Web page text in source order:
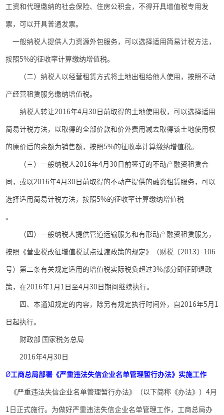
工资和代理缴纳的社会保险、住房公积金，不得开具增值税专用发
票，可以开具普通发票。
一般纳税人提供人力资源外包服务，可以选择适用简易计税方法，
按照5%的征收率计算缴纳增值税。
（二）纳税人以经营租赁方式将土地出租给他人使用，按照不动
产经营租赁服务缴纳增值税。
纳税人转让2016年4月 30 日前取得的土地使用权，可以选择适用
简易计税方法，以取得的全部价款和价外费用减去取得该土地使用权
的原价后的余额为销售额，按照5%的征收率计算缴纳增值税。
（三）一般纳税人2016年4月 30 日前签订的不动产融资租赁合
同，或以2016年4月 30 日前取得的不动产提供的融资租赁服务，可以
选择适用简易计税方法，按照5%的征收率计算缴纳增值税
。
（四）一般纳税人提供管道运输服务和有形动产融资租赁服务，
按照《营业税改征增值税试点过渡政策的规定》（财税〔2013 〕 106
号）第二条有关规定适用的增值税实际税负超过3%部分即征即退政
策，在2016年1 月 1 日至4月 30 日期间继续执行。
四、本通知规定的内容，除另有规定执行时间外，自 2016年5 月 1
日起执行。
财政部 国家税务总局
2016年4月 30 日
Ø工商总局部署《严重违法失信企业名单管理暂行办法》实施工作
《严重违法失信企业名单管理暂行办法》（以下简称《办法》） 4月
1 日正式施行。为做好严重违法失信企业名单管理工作，工商总局办